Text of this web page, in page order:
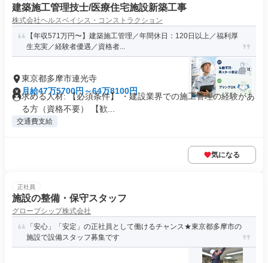
建築施工管理技士/医療住宅施設新築工事
株式会社ヘルスベイシス・コンストラクション
【年収571万円〜】建築施工管理／年間休日：120日以上／福利厚
生充実／経験者優遇／資格者...
東京都多摩市連光寺
月給47万5700円～64万8100円
求める人材: 【必須条件】 ・建設業界での施工管理の経験があ
る方（資格不要） 【歓...
交通費支給
気になる
正社員
施設の整備・保守スタッフ
グローブシップ株式会社
「安心」「安定」の正社員として働けるチャンス★東京都多摩市の
施設で設備スタッフ募集です